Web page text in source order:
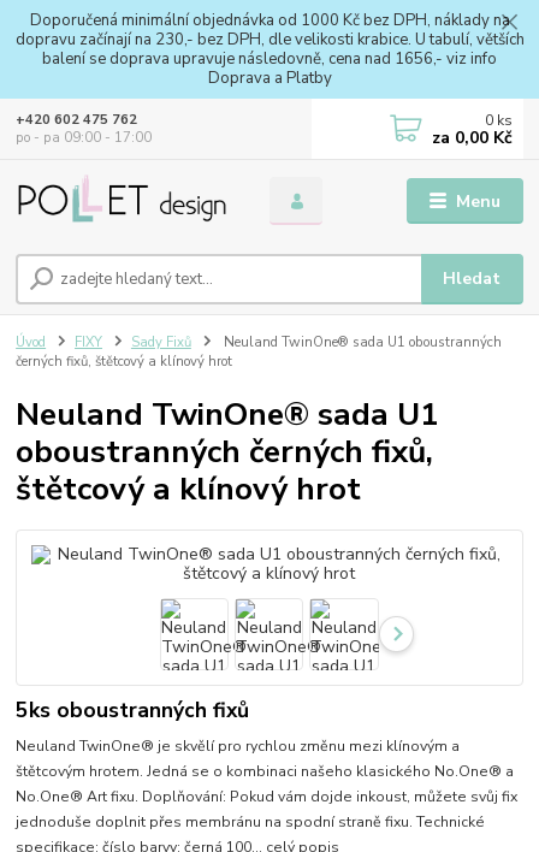
Doporučená minimální objednávka od 1000 Kč bez DPH, náklady na
dopravu začínají na 230,- bez DPH, dle velikosti krabice. U tabulí, větších
balení se doprava upravuje následovně, cena nad 1656,- viz info
Doprava a Platby
Menu
Hledat
+420 602 475 762
po - pa 09:00 - 17:00
0 ks
za 0,00 Kč
Úvod FIXY Sady Fixů
Neuland TwinOne® sada U1 oboustranných
černých fixů, štětcový a klínový hrot
Neuland TwinOne® sada U1
oboustranných černých fixů,
štětcový a klínový hrot
5ks oboustranných fixů
Neuland TwinOne® je skvělí pro rychlou změnu mezi klínovým a
štětcovým hrotem. Jedná se o kombinaci našeho klasického No.One® a
No.One® Art fixu. Doplňování: Pokud vám dojde inkoust, můžete svůj fix
jednoduše doplnit přes membránu na spodní straně fixu. Technické
specifikace: číslo barvy: černá 100... celý popis